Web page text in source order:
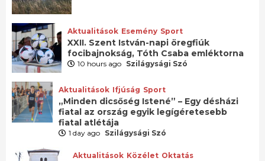
Aktualitások Esemény Sport
XXII. Szent István-napi öregfiúk
focibajnokság, Tóth Csaba emléktorna
10 hours ago Szilágysági Szó
Aktualitások Ifjúság Sport
„Minden dicsőség Istené” – Egy désházi
fiatal az ország egyik legígéretesebb
fiatal atlétája
1 day ago Szilágysági Szó
Aktualitások Közélet Oktatás